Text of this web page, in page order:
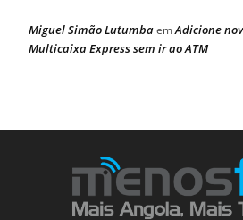
Miguel Simão LutumbaemAdicione
Multicaixa Express sem ir ao ATM